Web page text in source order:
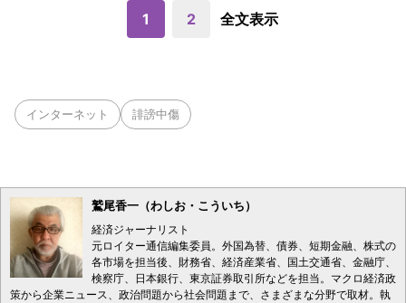
1 2 全文表示
インターネット 誹謗中傷
鷲尾香一（わしお・こういち）
経済ジャーナリスト
元ロイター通信編集委員。外国為替、債券、短期金融、株式の
各市場を担当後、財務省、経済産業省、国土交通省、金融庁、
検察庁、日本銀行、東京証券取引所などを担当。マクロ経済政
策から企業ニュース、政治問題から社会問題まで、さまざまな分野で取材。執